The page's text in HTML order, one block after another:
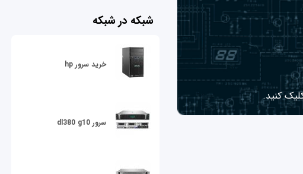
کنید.
شبکه در شبکه
خرید سرور hp
سرور dl380 g10